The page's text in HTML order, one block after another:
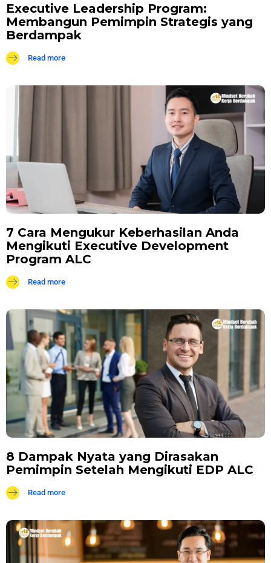
Executive Leadership Program:
Membangun Pemimpin Strategis yang
Berdampak
Read more
7 Cara Mengukur Keberhasilan Anda
Mengikuti Executive Development
Program ALC
Read more
8 Dampak Nyata yang Dirasakan
Pemimpin Setelah Mengikuti EDP ALC
Read more